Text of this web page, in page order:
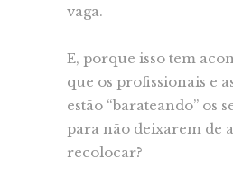
vaga.
E, porque isso tem
que os profissionais e
estão “barateando” os
para não deixarem de
recolocar?